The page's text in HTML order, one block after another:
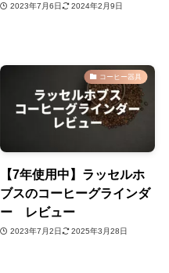
2023年7月6日 2024年2月9日
コーヒー器具
【7年使用中】ラッセルホ
ブスのコーヒーグラインダ
ー レビュー
2023年7月2日 2025年3月28日